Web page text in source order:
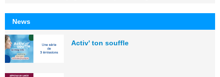
News
Activ' ton souffle